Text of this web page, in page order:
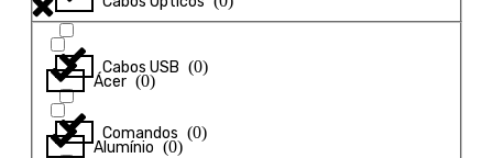
Cabos USB (0)
Comandos (0)
Ácer (0)
Alumínio (0)